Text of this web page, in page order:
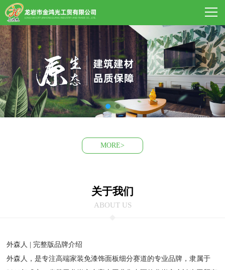
MORE>
关于我们
ABOUT US
外森人 | 完整版品牌介绍
外森人，是专注高端家装免漆饰面板细分赛道的专业品牌，隶属于